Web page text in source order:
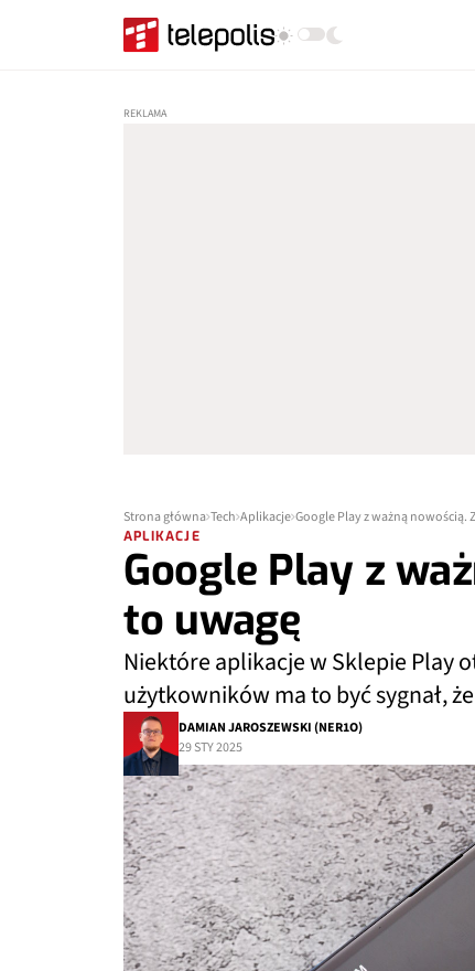
Strona główna Tech Aplikacje Google Play z ważną nowością.
APLIKACJE
Google Play z
to uwagę
Niektóre aplikacje w Sklepie Play
użytkowników ma to być sygnał,
DAMIAN JAROSZEWSKI (NER1O)
29 STY 2025